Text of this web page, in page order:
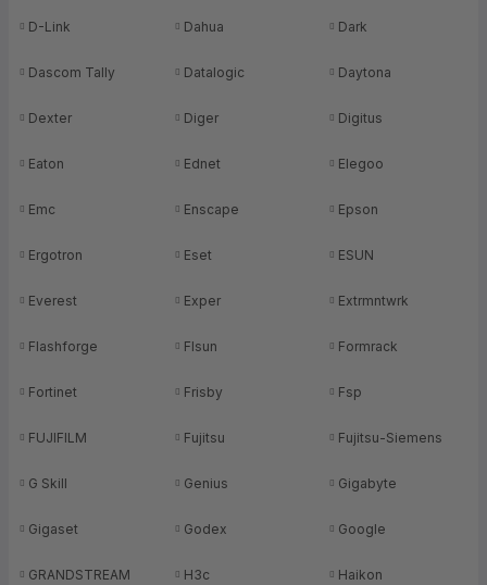
D-Link Dahua Dark
Dascom Tally Datalogic Daytona
Dexter Diger Digitus
Eaton Ednet Elegoo
Emc Enscape Epson
Ergotron Eset ESUN
Everest Exper Extrmntwrk
Flashforge Flsun Formrack
Fortinet Frisby Fsp
FUJIFILM Fujitsu Fujitsu-Siemens
G Skill Genius Gigabyte
Gigaset Godex Google
GRANDSTREAM H3c Haikon